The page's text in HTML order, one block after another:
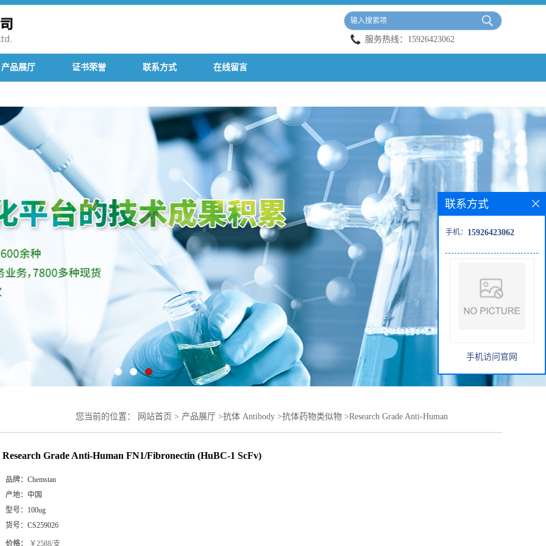
服务热线： 15926423062
产品展厅 证书荣誉 联系方式 在线留言
您当前的位置： 网站首页 > 产品展厅 >抗体 Antibody >抗体药物类似物 >Research Grade Anti-Human
Research Grade Anti-Human FN1/Fibronectin (HuBC-1 ScFv)
品牌： Chemstan
产地： 中国
型号： 100ug
货号： CS259026
价格： ￥2588/支
联系方式
手机： 15926423062
手机访问官网